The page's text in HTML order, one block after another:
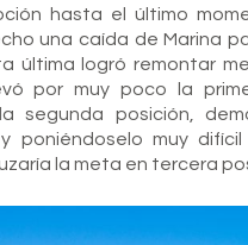
hasta el último
una caída de Marina
última logró remontar
por muy poco la
segunda posición,
y poniéndoselo muy
la meta en tercera